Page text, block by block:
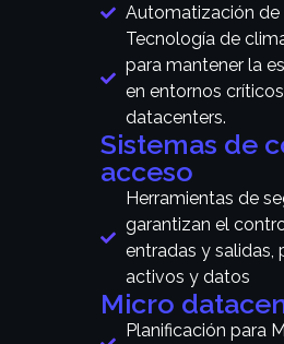
Automatización de
Tecnología de
para mantener la
en entornos
datacenters.
Sistemas de
acceso
Herramientas de
garantizan el
entradas y salidas,
activos y datos
Micro
Planificación para